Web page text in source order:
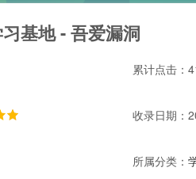
基地 - 吾爱漏洞
累计点击：
收录日期：
所属分类：